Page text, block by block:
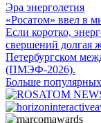
Эра энерголетия
«Росатом» ввел в
Если коротко,
свершений долгая
Петербургском
(ПМЭФ-2026).
Больше популярных